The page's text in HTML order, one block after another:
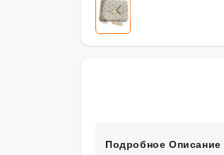
Подробное Описание